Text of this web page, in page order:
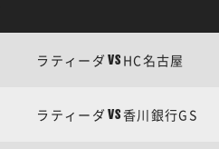
ラティーダ VS HC名古屋
ラティーダVS 香川銀行GS